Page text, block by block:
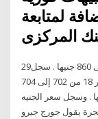
لمتابعة
المركزى
29‏‏/5‏‏/1440 بعد الهجرة سجل سعر عيار 22 من 858 إلى 860 جنيها . سجل
سعر عيار 21 من 819 إلى 821 جنيها . سجل سعر عيار 18 من 702 إلى 704
الاونصة من 29,110 إلى 29,181 جنيها . وسجل سعر الجنيه
6,568 جنيها 1‏‏/6‏‏/1442 بعد الهجرة يقول جورج جيرو